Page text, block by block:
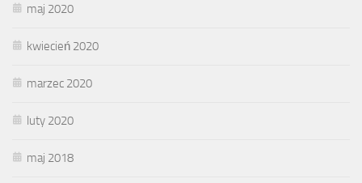
maj 2020
kwiecień 2020
marzec 2020
luty 2020
maj 2018